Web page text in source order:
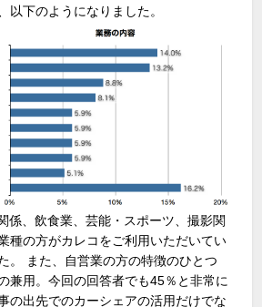
以下のようになりました。
係、飲食業、芸能・スポーツ、撮影関
種の方がカレコをご利用いただいてい
。 また、自営業の方の特徴のひとつ
兼用。今回の回答者でも45％と非常に
の出先でのカーシェアの活用だけでな